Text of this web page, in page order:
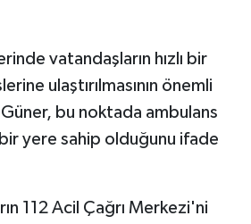
vatandaşların hızlı bir
ulaştırılmasının önemli
bu noktada ambulans
yere sahip olduğunu ifade
112 Acil Çağrı Merkezi'ni